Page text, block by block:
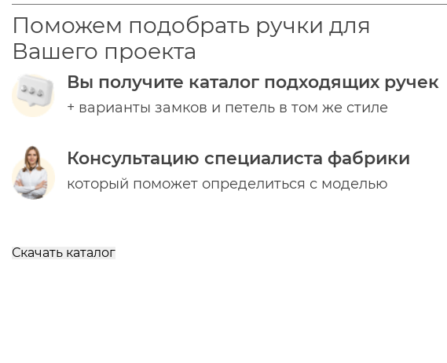
Поможем подобрать ручки для
Вашего проекта
Вы получите каталог подходящих ручек
+ варианты замков и петель в том же стиле
Консультацию специалиста фабрики
который поможет определиться с моделью
Скачать каталог